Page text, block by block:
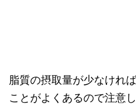
脂質の摂取量が少なけれ
ことがよくあるので注意し